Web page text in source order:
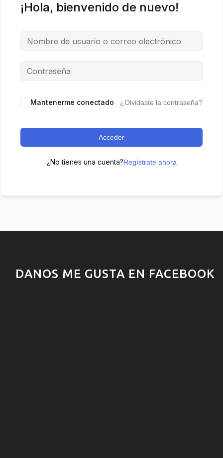
¡Hola, bienvenido de nuevo!
Mantenerme conectado ¿Olvidaste la contraseña?
Acceder
¿No tienes una cuenta?Regístrate ahora
DANOS ME GUSTA EN FACEBOOK